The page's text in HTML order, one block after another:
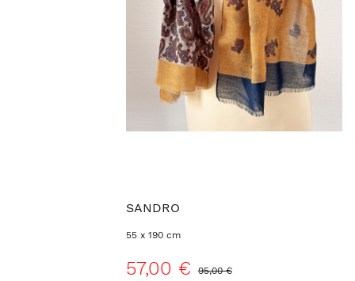
SANDRO
55 x 190 cm
57,00 € 95,00 €